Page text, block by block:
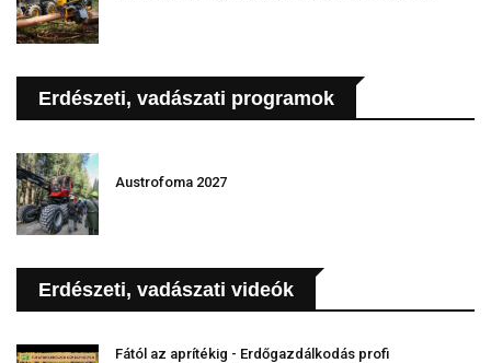
Erdészeti, vadászati programok
Austrofoma 2027
Erdészeti, vadászati videók
Fától az aprítékig - Erdőgazdálkodás profi